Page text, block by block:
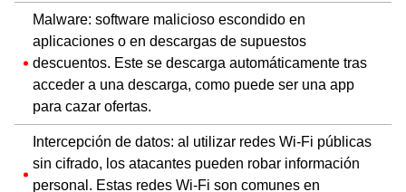
Malware: software malicioso escondido en
aplicaciones o en descargas de supuestos
descuentos. Este se descarga automáticamente tras
acceder a una descarga, como puede ser una app
para cazar ofertas.
Intercepción de datos: al utilizar redes Wi-Fi públicas
sin cifrado, los atacantes pueden robar información
personal. Estas redes Wi-Fi son comunes en